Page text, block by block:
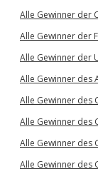
Alle Gewinner der
Alle Gewinner der
Alle Gewinner der
Alle Gewinner des
Alle Gewinner des
Alle Gewinner des
Alle Gewinner des
Alle Gewinner des